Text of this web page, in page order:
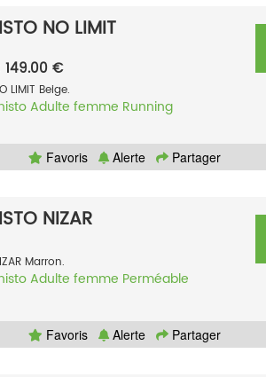
NO LIMIT
149.00 €
LIMIT Beige.
Adulte femme Running
Favoris
Alerte Partager
NIZAR
Marron.
Adulte femme Perméable
Favoris
Alerte Partager